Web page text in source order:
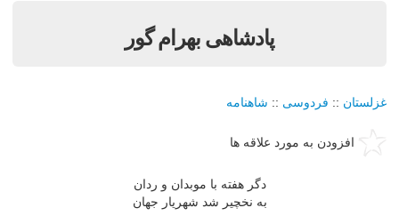
پادشاهی بهرام گور
غزلستان :: فردوسی :: شاهنامه
افزودن به مورد علاقه ها
دگر هفته با موبدان و ردان
به نخچیر شد شهریار جهان